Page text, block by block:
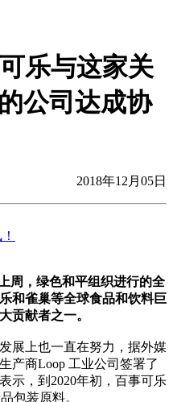
乐与这家关
公司达成协
2018年12月05日
周，绿色和平组织进行的全
和雀巢等全球食品和饮料巨
贡献者之一。
展上也一直在努力，据外媒
产商Loop 工业公司签署了
示，到2020年初，百事可乐
包装原料。